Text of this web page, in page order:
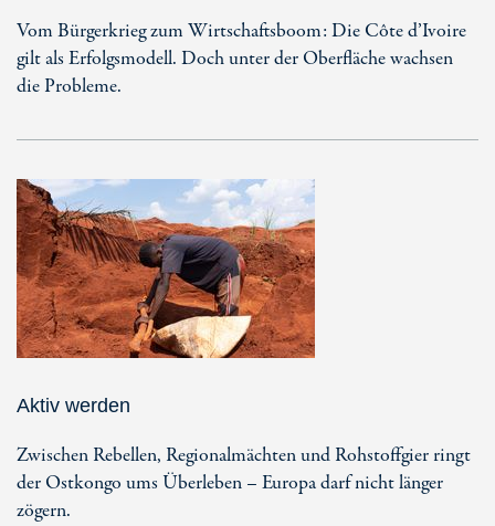
Vom Bürgerkrieg zum Wirtschaftsboom: Die Côte d’Ivoire
gilt als Erfolgsmodell. Doch unter der Oberfläche wachsen
die Probleme.
Aktiv werden
Zwischen Rebellen, Regionalmächten und Rohstoffgier ringt
der Ostkongo ums Überleben – Europa darf nicht länger
zögern.